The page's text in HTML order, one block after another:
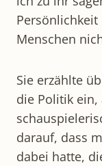
Menschen
Sie erzählte
die Politik
darauf, dass
dabei hatte,